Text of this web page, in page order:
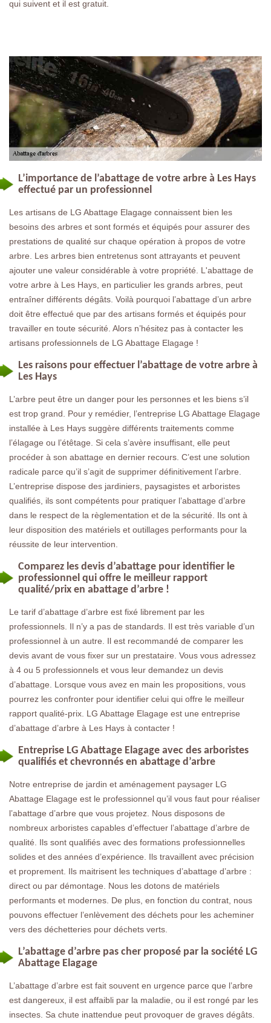
qui suivent et il est gratuit.
L’importance de l’abattage de votre arbre à Les Hays
effectué par un professionnel
Les artisans de LG Abattage Elagage connaissent bien les
besoins des arbres et sont formés et équipés pour assurer des
prestations de qualité sur chaque opération à propos de votre
arbre. Les arbres bien entretenus sont attrayants et peuvent
ajouter une valeur considérable à votre propriété. L'abattage de
votre arbre à Les Hays, en particulier les grands arbres, peut
entraîner différents dégâts. Voilà pourquoi l’abattage d’un arbre
doit être effectué que par des artisans formés et équipés pour
travailler en toute sécurité. Alors n’hésitez pas à contacter les
artisans professionnels de LG Abattage Elagage !
Les raisons pour effectuer l’abattage de votre arbre à
Les Hays
L’arbre peut être un danger pour les personnes et les biens s’il
est trop grand. Pour y remédier, l’entreprise LG Abattage Elagage
installée à Les Hays suggère différents traitements comme
l’élagage ou l’étêtage. Si cela s’avère insuffisant, elle peut
procéder à son abattage en dernier recours. C’est une solution
radicale parce qu’il s’agit de supprimer définitivement l’arbre.
L’entreprise dispose des jardiniers, paysagistes et arboristes
qualifiés, ils sont compétents pour pratiquer l’abattage d’arbre
dans le respect de la règlementation et de la sécurité. Ils ont à
leur disposition des matériels et outillages performants pour la
réussite de leur intervention.
Comparez les devis d’abattage pour identifier le
professionnel qui offre le meilleur rapport
qualité/prix en abattage d’arbre !
Le tarif d’abattage d’arbre est fixé librement par les
professionnels. Il n’y a pas de standards. Il est très variable d’un
professionnel à un autre. Il est recommandé de comparer les
devis avant de vous fixer sur un prestataire. Vous vous adressez
à 4 ou 5 professionnels et vous leur demandez un devis
d’abattage. Lorsque vous avez en main les propositions, vous
pourrez les confronter pour identifier celui qui offre le meilleur
rapport qualité-prix. LG Abattage Elagage est une entreprise
d’abattage d’arbre à Les Hays à contacter !
Entreprise LG Abattage Elagage avec des arboristes
qualifiés et chevronnés en abattage d’arbre
Notre entreprise de jardin et aménagement paysager LG
Abattage Elagage est le professionnel qu’il vous faut pour réaliser
l’abattage d’arbre que vous projetez. Nous disposons de
nombreux arboristes capables d’effectuer l’abattage d’arbre de
qualité. Ils sont qualifiés avec des formations professionnelles
solides et des années d’expérience. Ils travaillent avec précision
et proprement. Ils maitrisent les techniques d’abattage d’arbre :
direct ou par démontage. Nous les dotons de matériels
performants et modernes. De plus, en fonction du contrat, nous
pouvons effectuer l’enlèvement des déchets pour les acheminer
vers des déchetteries pour déchets verts.
L’abattage d’arbre pas cher proposé par la société LG
Abattage Elagage
L’abattage d’arbre est fait souvent en urgence parce que l’arbre
est dangereux, il est affaibli par la maladie, ou il est rongé par les
insectes. Sa chute inattendue peut provoquer de graves dégâts.